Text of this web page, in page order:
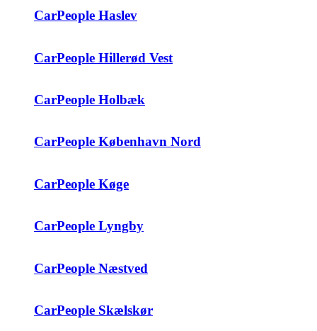
CarPeople Haslev
CarPeople Hillerød Vest
CarPeople Holbæk
CarPeople København Nord
CarPeople Køge
CarPeople Lyngby
CarPeople Næstved
CarPeople Skælskør